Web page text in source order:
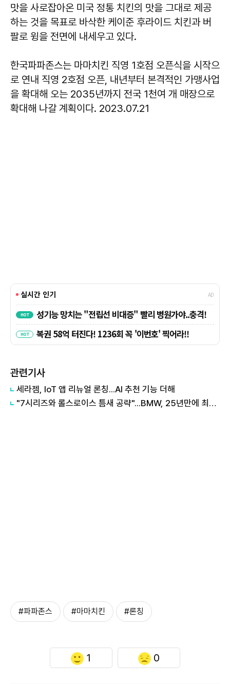
맛을 사로잡아온 미국 정통 치킨의 맛을 그대로 제공
하는 것을 목표로 바삭한 케이준 후라이드 치킨과 버
팔로 윙을 전면에 내세우고 있다.
한국파파존스는 마마치킨 직영 1호점 오픈식을 시작으
로 연내 직영 2호점 오픈, 내년부터 본격적인 가맹사업
을 확대해 오는 2035년까지 전국 1천여 개 매장으로
확대해 나갈 계획이다. 2023.07.21
관련기사
세라젬, IoT 앱 리뉴얼 론칭...AI 추천 기능 더해
"7시리즈와 롤스로이스 틈새 공략"...BMW, 25년만에 최상위 럭셔리 '알피나' 론칭
#파파존스 #마마치킨 #론칭
1 0